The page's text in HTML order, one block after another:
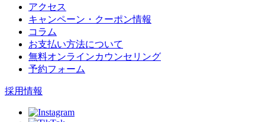
アクセス
キャンペーン・クーポン情報
コラム
お支払い方法について
無料オンラインカウンセリング
予約フォーム
採用情報